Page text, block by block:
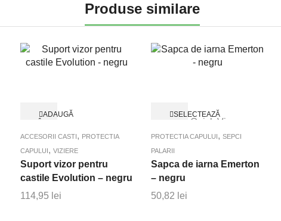
Produse similare
ADAUGĂ
ACCESORII CASTI, PROTECTIA
CAPULUI, VIZIERE
Suport vizor pentru
castile Evolution – negru
114,95 lei
SELECTEAZĂ
OPȚIUNILEprodus
are
multe
Quick View
PROTECTIA CAPULUI, SEPCI
PALARII
Sapca de iarna Emerton
– negru
50,82 lei